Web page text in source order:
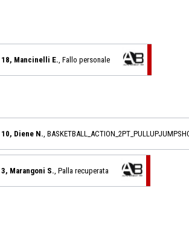
18, Mancinelli E. , Fallo personale
10, Diene N. ,
3, Marangoni S. , Palla recuperata